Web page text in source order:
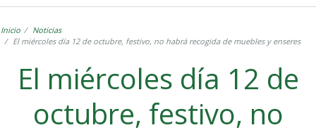
Inicio
Noticias
El miércoles día 12 de octubre, festivo, no habrá recogida de muebles y enseres
El miércoles día 12 de
octubre, festivo, no